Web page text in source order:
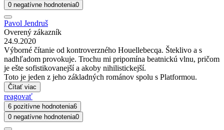
0 negatívne hodnotenia0
Pavol Jendruš
Overený zákazník
24.9.2020
Výborné čítanie od kontroverzného Houellebecqa. Šteklivo a s
nadhľadom provokuje. Trochu mi pripomína beatnickú vlnu, pričom
je ešte sofistikovanejší a akoby nihilistickejší.
Toto je jeden z jeho základných románov spolu s Platformou.
Čítať viac
reagovať
6 pozitívne hodnotenia6
0 negatívne hodnotenia0